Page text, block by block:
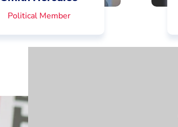
Political Member